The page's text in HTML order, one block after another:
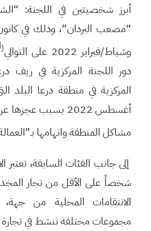
أبرز شخصيتين في اللجنة:
وشباط/فبراير 2022 على التوالي
(
دور اللجنة المركزية في ريف
المركزية في منطقة درعا
أغسطس 2022 بسبب
مشاكل المنطقة واتهامها
شخصاً على الأقل من تجار
الانتقامات المحلية من
مجموعات مختلفة تنشط في تجارة